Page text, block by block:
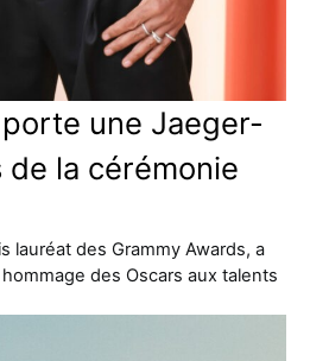
une Jaeger-
la cérémonie
lauréat des Grammy Awards, a
des Oscars aux talents